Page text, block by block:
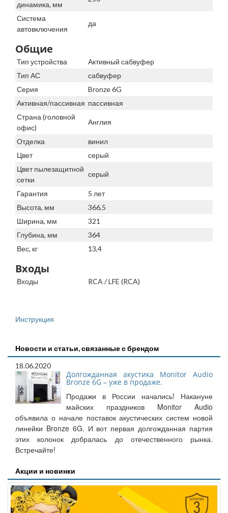
динамика, мм
Система
автовключения
да
Общие
Тип устройства
Активный сабвуфер
Тип АС
сабвуфер
Серия
Bronze 6G
Активная/пассивная пассивная
Страна (головной
офис)
Англия
Отделка
винил
Цвет
серый
Цвет пылезащитной
сетки
серый
Гарантия
5 лет
Высота, мм
366,5
Ширина, мм
321
Глубина, мм
364
Вес, кг
13,4
Входы
Входы RCA / LFE (RCA)
Инструкция
Новости и статьи, связанные с брендом
18.06.2020
Долгожданная акустика Monitor Audio
Bronze 6G – уже в продаже.
Продажи в России начались! Накануне
майских праздников Monitor Audio
объявила о начале поставок акустических систем новой
линейки Bronze 6G. И вот первая долгожданная партия
этих колонок добралась до отечественного рынка.
Встречайте!
Акции и новинки